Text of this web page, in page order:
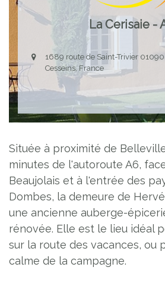
La Cerisaie -
1689 route de Saint-Trivier
Cesseins, France
Située à proximité de
minutes de l'autoroute A6,
Beaujolais et à l'entrée des
Dombes, la demeure de
une ancienne auberge-
rénovée. Elle est le lieu idéal
sur la route des vacances, ou
calme de la campagne.